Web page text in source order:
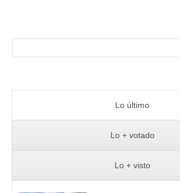
Lo último
Lo + votado
Lo + visto